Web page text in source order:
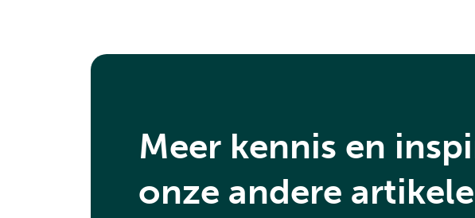
Meer kennis en
onze andere